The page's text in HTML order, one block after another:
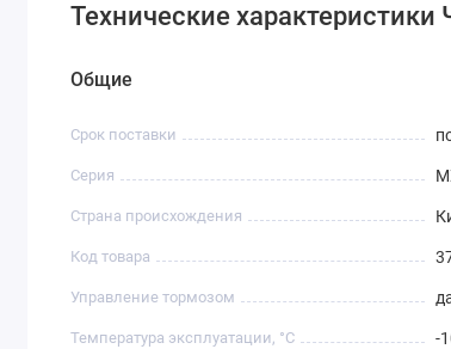
Технические
Общие
Срок поставки
Серия
Страна происхождения
Код товара
Управление тормозом
Температура эксплуатации, °C -